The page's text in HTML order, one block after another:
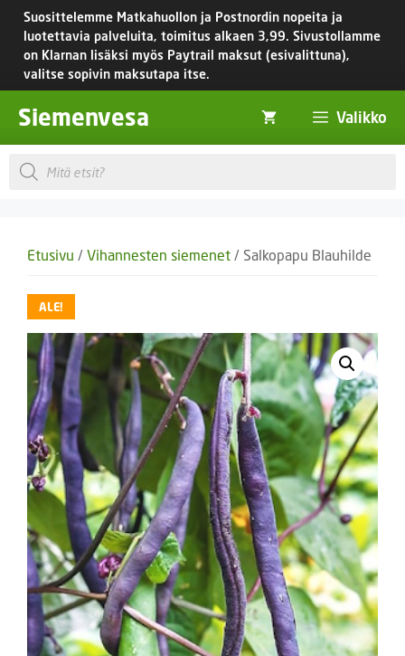
Siirry
sisältöön
Suosittelemme Matkahuollon ja Postnordin nopeita ja
luotettavia palveluita, toimitus alkaen 3,99. Sivustollamme
on Klarnan lisäksi myös Paytrail maksut (esivalittuna),
valitse sopivin maksutapa itse.
Siemenvesa Valikko
Products
search
Etusivu / Vihannesten siemenet / Salkopapu Blauhilde
ALE!